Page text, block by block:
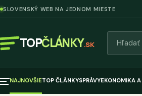
SLOVENSKÝ WEB NA JEDNOM MIESTE
TOPČLÁNKY.SK
NAJNOVŠIETOP ČLÁNKYSPRÁVYEKONOMIKA